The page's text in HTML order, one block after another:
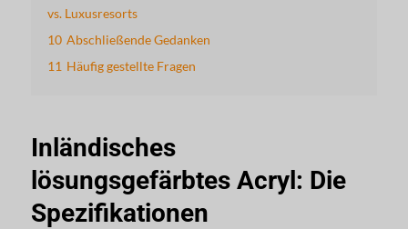
vs. Luxusresorts
10 Abschließende Gedanken
11 Häufig gestellte Fragen
Inländisches
lösungsgefärbtes Acryl: Die
Spezifikationen